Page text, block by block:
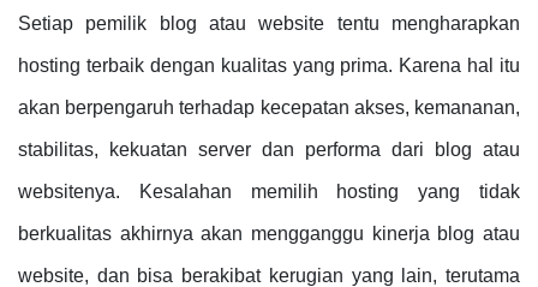
Setiap pemilik blog atau website tentu mengharapkan
hosting terbaik dengan kualitas yang prima. Karena hal itu
akan berpengaruh terhadap kecepatan akses, kemananan,
stabilitas, kekuatan server dan performa dari blog atau
websitenya. Kesalahan memilih hosting yang tidak
berkualitas akhirnya akan mengganggu kinerja blog atau
website, dan bisa berakibat kerugian yang lain, terutama